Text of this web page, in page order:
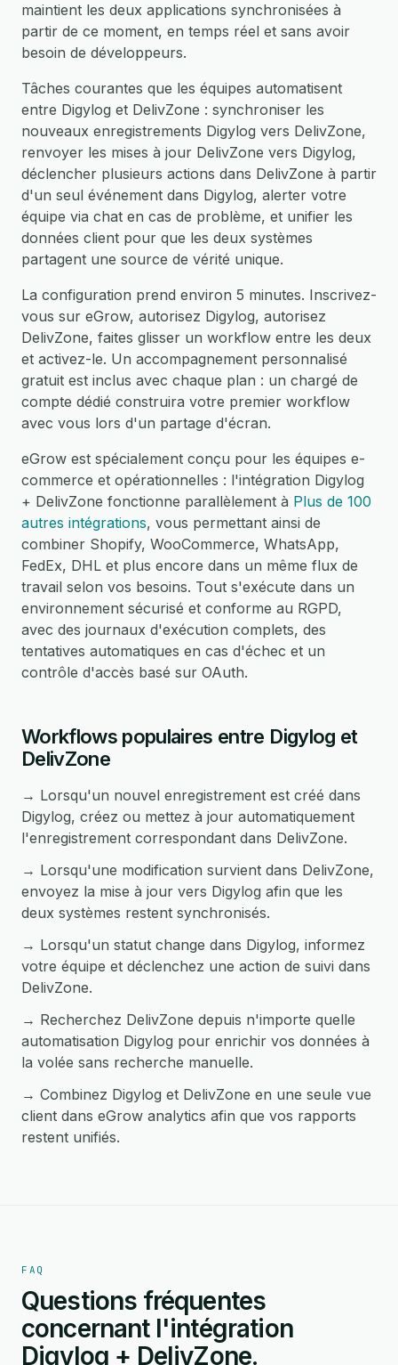
maintient les deux applications synchronisées à
partir de ce moment, en temps réel et sans avoir
besoin de développeurs.
Tâches courantes que les équipes automatisent
entre Digylog et DelivZone : synchroniser les
nouveaux enregistrements Digylog vers DelivZone,
renvoyer les mises à jour DelivZone vers Digylog,
déclencher plusieurs actions dans DelivZone à partir
d'un seul événement dans Digylog, alerter votre
équipe via chat en cas de problème, et unifier les
données client pour que les deux systèmes
partagent une source de vérité unique.
La configuration prend environ 5 minutes. Inscrivez-
vous sur eGrow, autorisez Digylog, autorisez
DelivZone, faites glisser un workflow entre les deux
et activez-le. Un accompagnement personnalisé
gratuit est inclus avec chaque plan : un chargé de
compte dédié construira votre premier workflow
avec vous lors d'un partage d'écran.
eGrow est spécialement conçu pour les équipes e-
commerce et opérationnelles : l'intégration Digylog
+ DelivZone fonctionne parallèlement à Plus de 100
autres intégrations, vous permettant ainsi de
combiner Shopify, WooCommerce, WhatsApp,
FedEx, DHL et plus encore dans un même flux de
travail selon vos besoins. Tout s'exécute dans un
environnement sécurisé et conforme au RGPD,
avec des journaux d'exécution complets, des
tentatives automatiques en cas d'échec et un
contrôle d'accès basé sur OAuth.
Workflows populaires entre Digylog et
DelivZone
→ Lorsqu'un nouvel enregistrement est créé dans
Digylog, créez ou mettez à jour automatiquement
l'enregistrement correspondant dans DelivZone.
→ Lorsqu'une modification survient dans DelivZone,
envoyez la mise à jour vers Digylog afin que les
deux systèmes restent synchronisés.
→ Lorsqu'un statut change dans Digylog, informez
votre équipe et déclenchez une action de suivi dans
DelivZone.
→ Recherchez DelivZone depuis n'importe quelle
automatisation Digylog pour enrichir vos données à
la volée sans recherche manuelle.
→ Combinez Digylog et DelivZone en une seule vue
client dans eGrow analytics afin que vos rapports
restent unifiés.
FAQ
Questions fréquentes
concernant l'intégration
Digylog + DelivZone.